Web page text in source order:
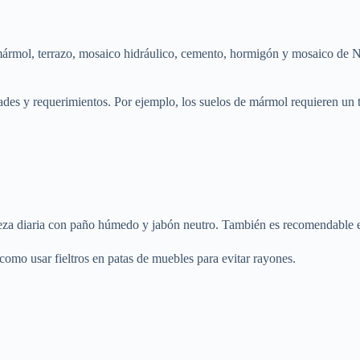
terrazo, mosaico hidráulico, cemento, hormigón y mosaico de
y requerimientos. Por ejemplo, los suelos de mármol requieren
diaria con paño húmedo y jabón neutro. También es
usar fieltros en patas de muebles para evitar rayones.